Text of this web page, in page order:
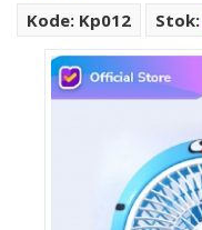
Kode: Kp012 Stok: